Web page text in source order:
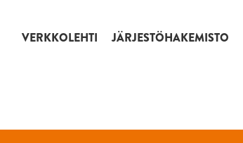
VERKKOLEHTI JÄRJESTÖHAKEMISTO